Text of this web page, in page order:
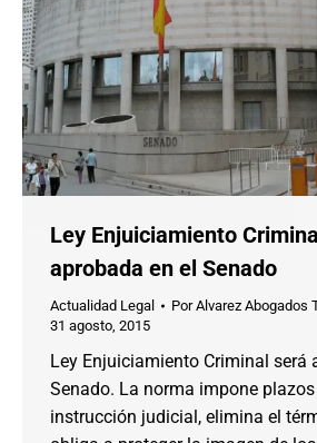
Ley Enjuiciamiento
aprobada en el Senado
Actualidad Legal PorAlvarez Abogados
31 agosto, 2015
Ley Enjuiciamiento Criminal será
Senado. La norma impone
instrucción judicial, elimina el